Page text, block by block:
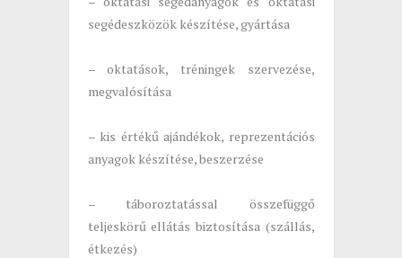
segédeszközök készítése, gyártása
– oktatások, tréningek szervezése,
megvalósítása
– kis értékű ajándékok, reprezentációs
anyagok készítése, beszerzése
– táboroztatással összefüggő
teljeskörű ellátás biztosítása (szállás,
étkezés)